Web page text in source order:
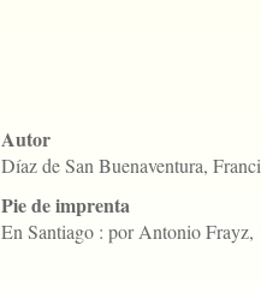
Autor
Díaz de San Buenaventura,
Pie de imprenta
En Santiago : por Antonio Frayz,